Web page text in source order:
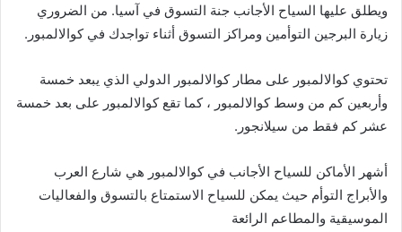
ويطلق عليها السياح الأجانب جنة التسوق في آسيا. من الضروري
زيارة البرجين التوأمين ومراكز التسوق أثناء تواجدك في كوالالمبور.
تحتوي كوالالمبور على مطار كوالالمبور الدولي الذي يبعد خمسة
وأربعين كم من وسط كوالالمبور ، كما تقع كوالالمبور على بعد خمسة
عشر كم فقط من سيلانجور.
أشهر الأماكن للسياح الأجانب في كوالالمبور هي شارع العرب
والأبراج التوأم حيث يمكن للسياح الاستمتاع بالتسوق والفعاليات
الموسيقية والمطاعم الرائعة